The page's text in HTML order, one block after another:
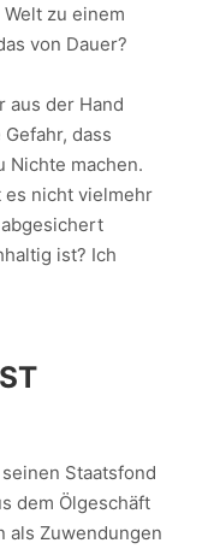
zu einem
von Dauer?
aus der Hand
dass
Nichte machen.
es nicht vielmehr
ist? Ich
Staatsfond
dem Ölgeschäft
als Zuwendungen